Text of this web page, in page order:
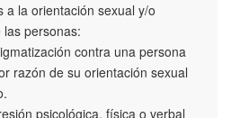
a la orientación sexual y/o
personas:
contra una persona
razón de su orientación sexual
psicológica, física o verbal